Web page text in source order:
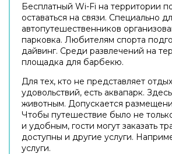
Бесплатный Wi-Fi на территории
оставаться на связи. Специально
автопутешественников
парковка. Любителям спорта
дайвинг. Среди развлечений на
площадка для барбекю.
Для тех, кто не представляет
удовольствий, есть аквапарк.
животным. Допускается
Чтобы путешествие было не
и удобным, гости могут заказать
доступны и другие услуги.
услуги.